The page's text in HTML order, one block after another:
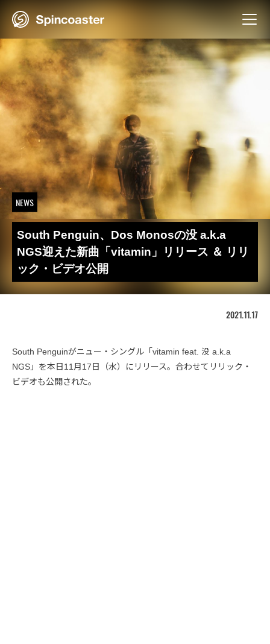
NEWS
South Penguin、Dos Monosの没 a.k.a
NGS迎えた新曲「vitamin」リリース ＆ リリ
ック・ビデオ公開
2021.11.17
South Penguinがニュー・シングル「vitamin feat. 没 a.k.a
NGS」を本日11月17日（水）にリリース。合わせてリリック・
ビデオも公開された。